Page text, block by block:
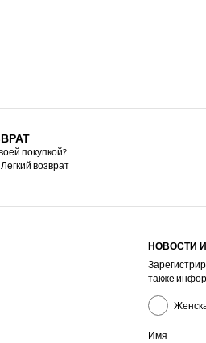
покупкой?
возврат
НОВОСТИ
также
Имя